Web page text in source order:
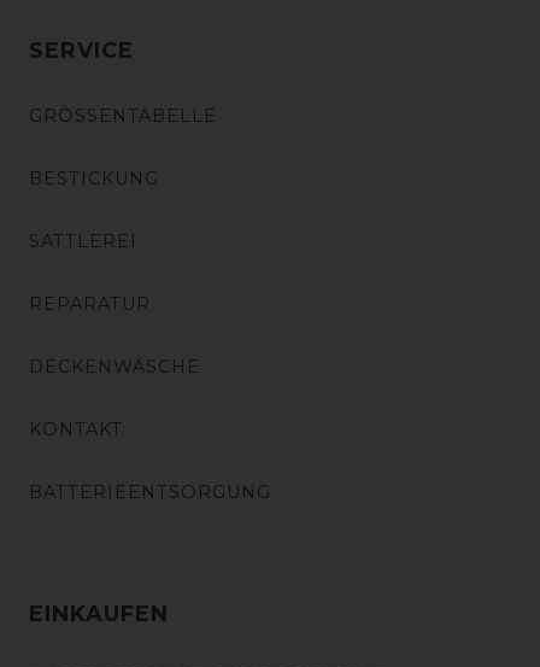
SERVICE
GRÖSSENTABELLE
BESTICKUNG
SATTLEREI
REPARATUR
DECKENWÄSCHE
KONTAKT
BATTERIEENTSORGUNG
EINKAUFEN